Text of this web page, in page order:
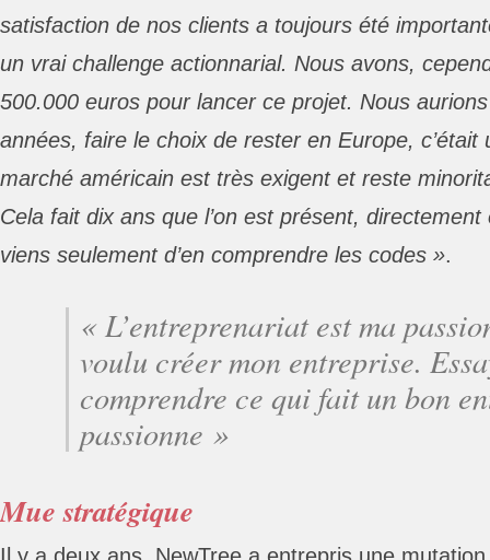
satisfaction de nos clients a toujours été
un vrai challenge actionnarial. Nous avons,
500.000 euros pour lancer ce projet. Nous
années, faire le choix de rester en Europe, c’était
marché américain est très exigent et reste
Cela fait dix ans que l’on est présent,
viens seulement d’en comprendre les codes ».
« L’entreprenariat est ma
voulu créer mon entreprise.
comprendre ce qui fait un bon
passionne »
Mue stratégique